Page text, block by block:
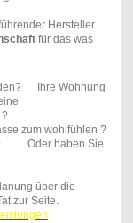
Hersteller.
für das was
Ihre Wohnung
zum wohlfühlen ?
Oder haben Sie
über die
zur Seite.
.